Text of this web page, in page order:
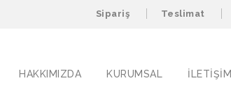
Sipariş Teslimat
HAKKIMIZDA KURUMSAL İLETIŞIM